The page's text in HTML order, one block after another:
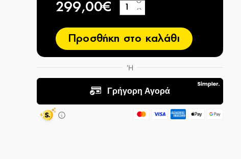
299,00€ −
+
Προσθήκη στο καλάθι